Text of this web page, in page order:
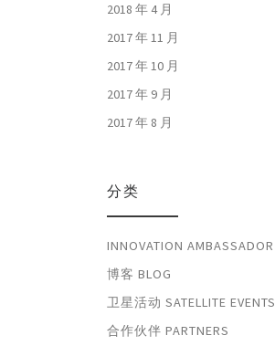
2018 年 4 月
2017 年 11 月
2017 年 10 月
2017 年 9 月
2017 年 8 月
分类
INNOVATION AMBASSADOR
博客 BLOG
卫星活动 SATELLITE EVENTS
合作伙伴 PARTNERS